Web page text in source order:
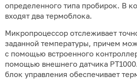
определенного типа пробирок. В
входят два термоблока.
Микропроцессор отслеживает
заданной температуры, причем
с помощью встроенного
помощью внешнего датчика
блок управления обеспечивает